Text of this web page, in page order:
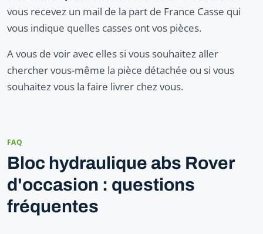
vous recevez un mail de la part de France Casse qui
vous indique quelles casses ont vos pièces.
A vous de voir avec elles si vous souhaitez aller
chercher vous-même la pièce détachée ou si vous
souhaitez vous la faire livrer chez vous.
FAQ
Bloc hydraulique abs Rover
d'occasion : questions
fréquentes